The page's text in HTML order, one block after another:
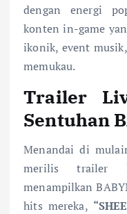
dengan energi
konten in-game
ikonik, event
memukau.
Trailer
Sentuhan
Menandai di
merilis trailer
menampilkan
hits mereka,